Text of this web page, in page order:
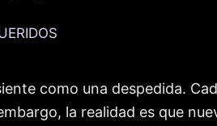
como una despedida.
la realidad es que